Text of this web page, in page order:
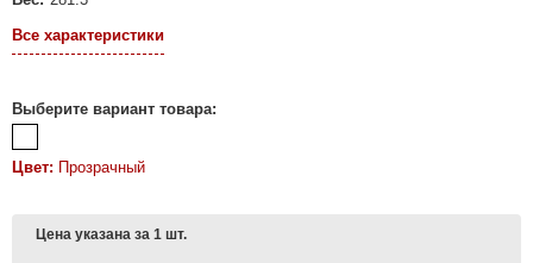
Все характеристики
Выберите вариант товара:
Цвет: Прозрачный
Цена указана за 1 шт.